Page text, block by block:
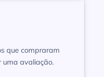
que compraram
uma avaliação.